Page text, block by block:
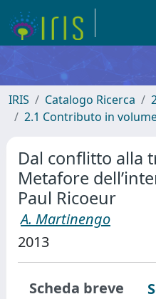
IRIS Catalogo Ricerca
2.1 Contributo in
Dal conflitto alla
Metafore
Paul Ricoeur
A. Martinengo
2013
Scheda breve